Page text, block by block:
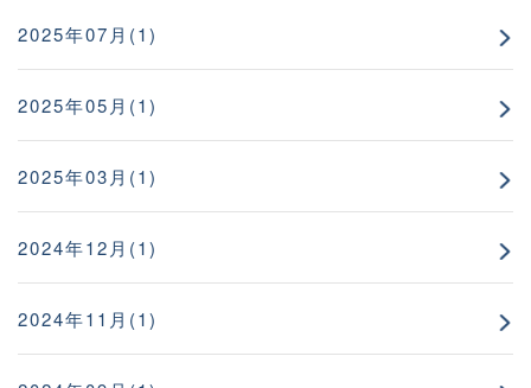
2025年07月(1)
2025年05月(1)
2025年03月(1)
2024年12月(1)
2024年11月(1)